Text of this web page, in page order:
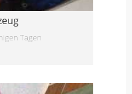
Tagen